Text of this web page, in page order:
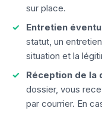
sur place.
Entretien
statut, un
situation et la
Réception de la
dossier, vous
par courrier. En